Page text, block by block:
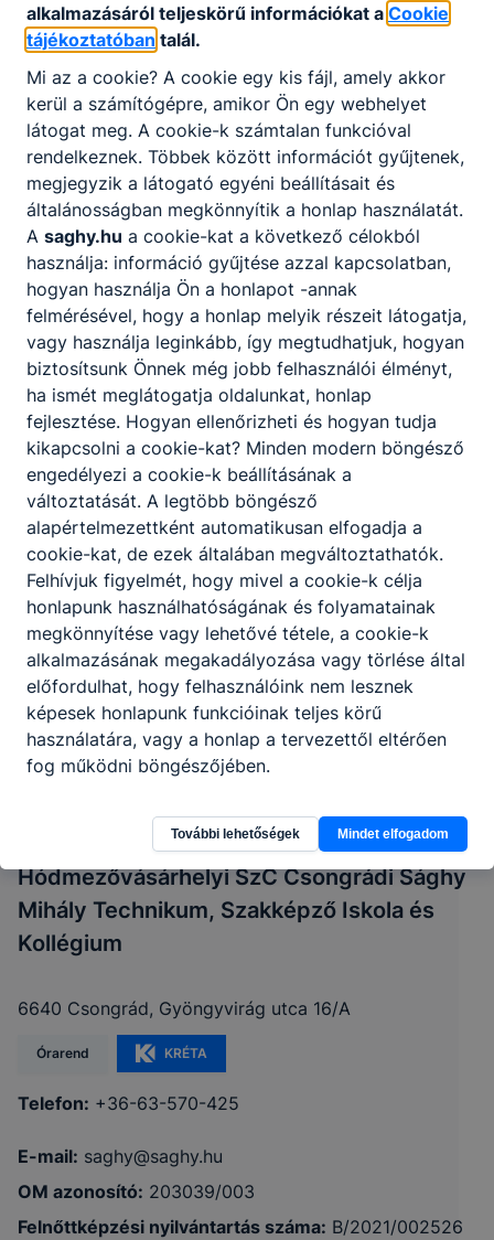
A menzával kapcsolatos tudnivalók és
letölthető dokumentumok
Partnereink
Hódmezővásárhelyi SzC Csongrádi Sághy
Mihály Technikum, Szakképző Iskola és
Kollégium
6640 Csongrád, Gyöngyvirág utca 16/A
Órarend KRÉTA
Telefon: +36-63-570-425
E-mail: saghy@saghy.hu
OM azonosító: 203039/003
Felnőttképzési nyilvántartás száma: B/2021/002526
alkalmazásáról teljeskörű információkat a Cookie
tájékoztatóban talál.
Mi az a cookie? A cookie egy kis fájl, amely akkor
kerül a számítógépre, amikor Ön egy webhelyet
látogat meg. A cookie-k számtalan funkcióval
rendelkeznek. Többek között információt gyűjtenek,
megjegyzik a látogató egyéni beállításait és
általánosságban megkönnyítik a honlap használatát.
A saghy.hu a cookie-kat a következő célokból
használja: információ gyűjtése azzal kapcsolatban,
hogyan használja Ön a honlapot -annak
felmérésével, hogy a honlap melyik részeit látogatja,
vagy használja leginkább, így megtudhatjuk, hogyan
biztosítsunk Önnek még jobb felhasználói élményt,
ha ismét meglátogatja oldalunkat, honlap
fejlesztése. Hogyan ellenőrizheti és hogyan tudja
kikapcsolni a cookie-kat? Minden modern böngésző
engedélyezi a cookie-k beállításának a
változtatását. A legtöbb böngésző
alapértelmezettként automatikusan elfogadja a
cookie-kat, de ezek általában megváltoztathatók.
Felhívjuk figyelmét, hogy mivel a cookie-k célja
honlapunk használhatóságának és folyamatainak
megkönnyítése vagy lehetővé tétele, a cookie-k
alkalmazásának megakadályozása vagy törlése által
előfordulhat, hogy felhasználóink nem lesznek
képesek honlapunk funkcióinak teljes körű
használatára, vagy a honlap a tervezettől eltérően
fog működni böngészőjében.
További lehetőségek Mindet elfogadom